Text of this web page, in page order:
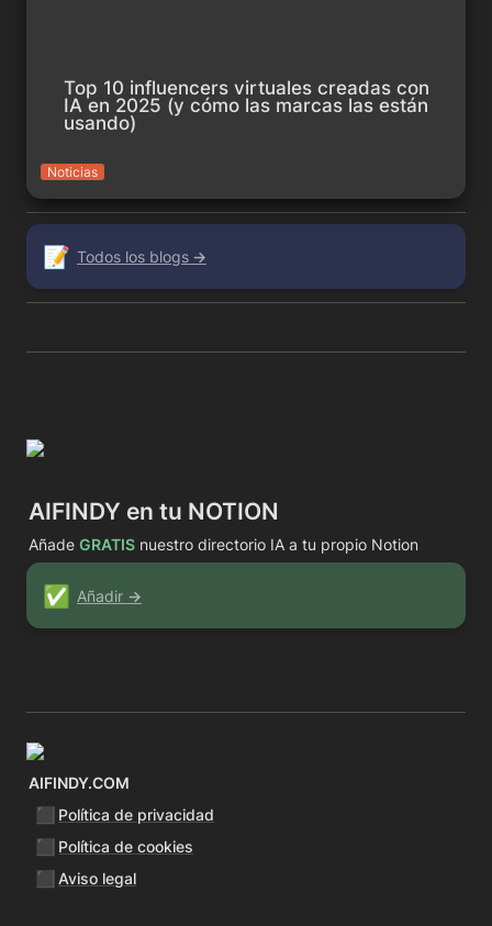
Top 10 influencers virtuales creadas con
IA en 2025 (y cómo las marcas las están
usando)
Noticias
📝 Todos los blogs →
AIFINDY en tu NOTION
Añade GRATIS nuestro directorio IA a tu propio Notion
✅ Añadir →
AIFINDY.COM
◼️Política de privacidad
◼️Política de cookies
◼️Aviso legal